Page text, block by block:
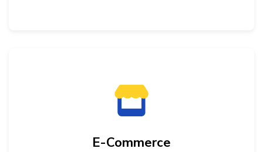
E-Commerce